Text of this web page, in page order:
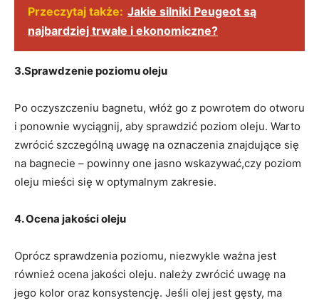
Przeczytaj także: Jakie silniki Peugeot są
najbardziej trwałe i ekonomiczne?
3.Sprawdzenie poziomu oleju
Po oczyszczeniu bagnetu, włóż go z powrotem do otworu
i ponownie wyciągnij, aby sprawdzić poziom oleju. Warto
zwrócić szczególną uwagę na oznaczenia znajdujące się
na bagnecie – powinny one jasno wskazywać,czy poziom
oleju mieści się w optymalnym zakresie.
4. Ocena jakości oleju
Oprócz sprawdzenia poziomu, niezwykle ważna jest
również ocena jakości oleju. należy zwrócić uwagę na
jego kolor oraz konsystencję. Jeśli olej jest gęsty, ma